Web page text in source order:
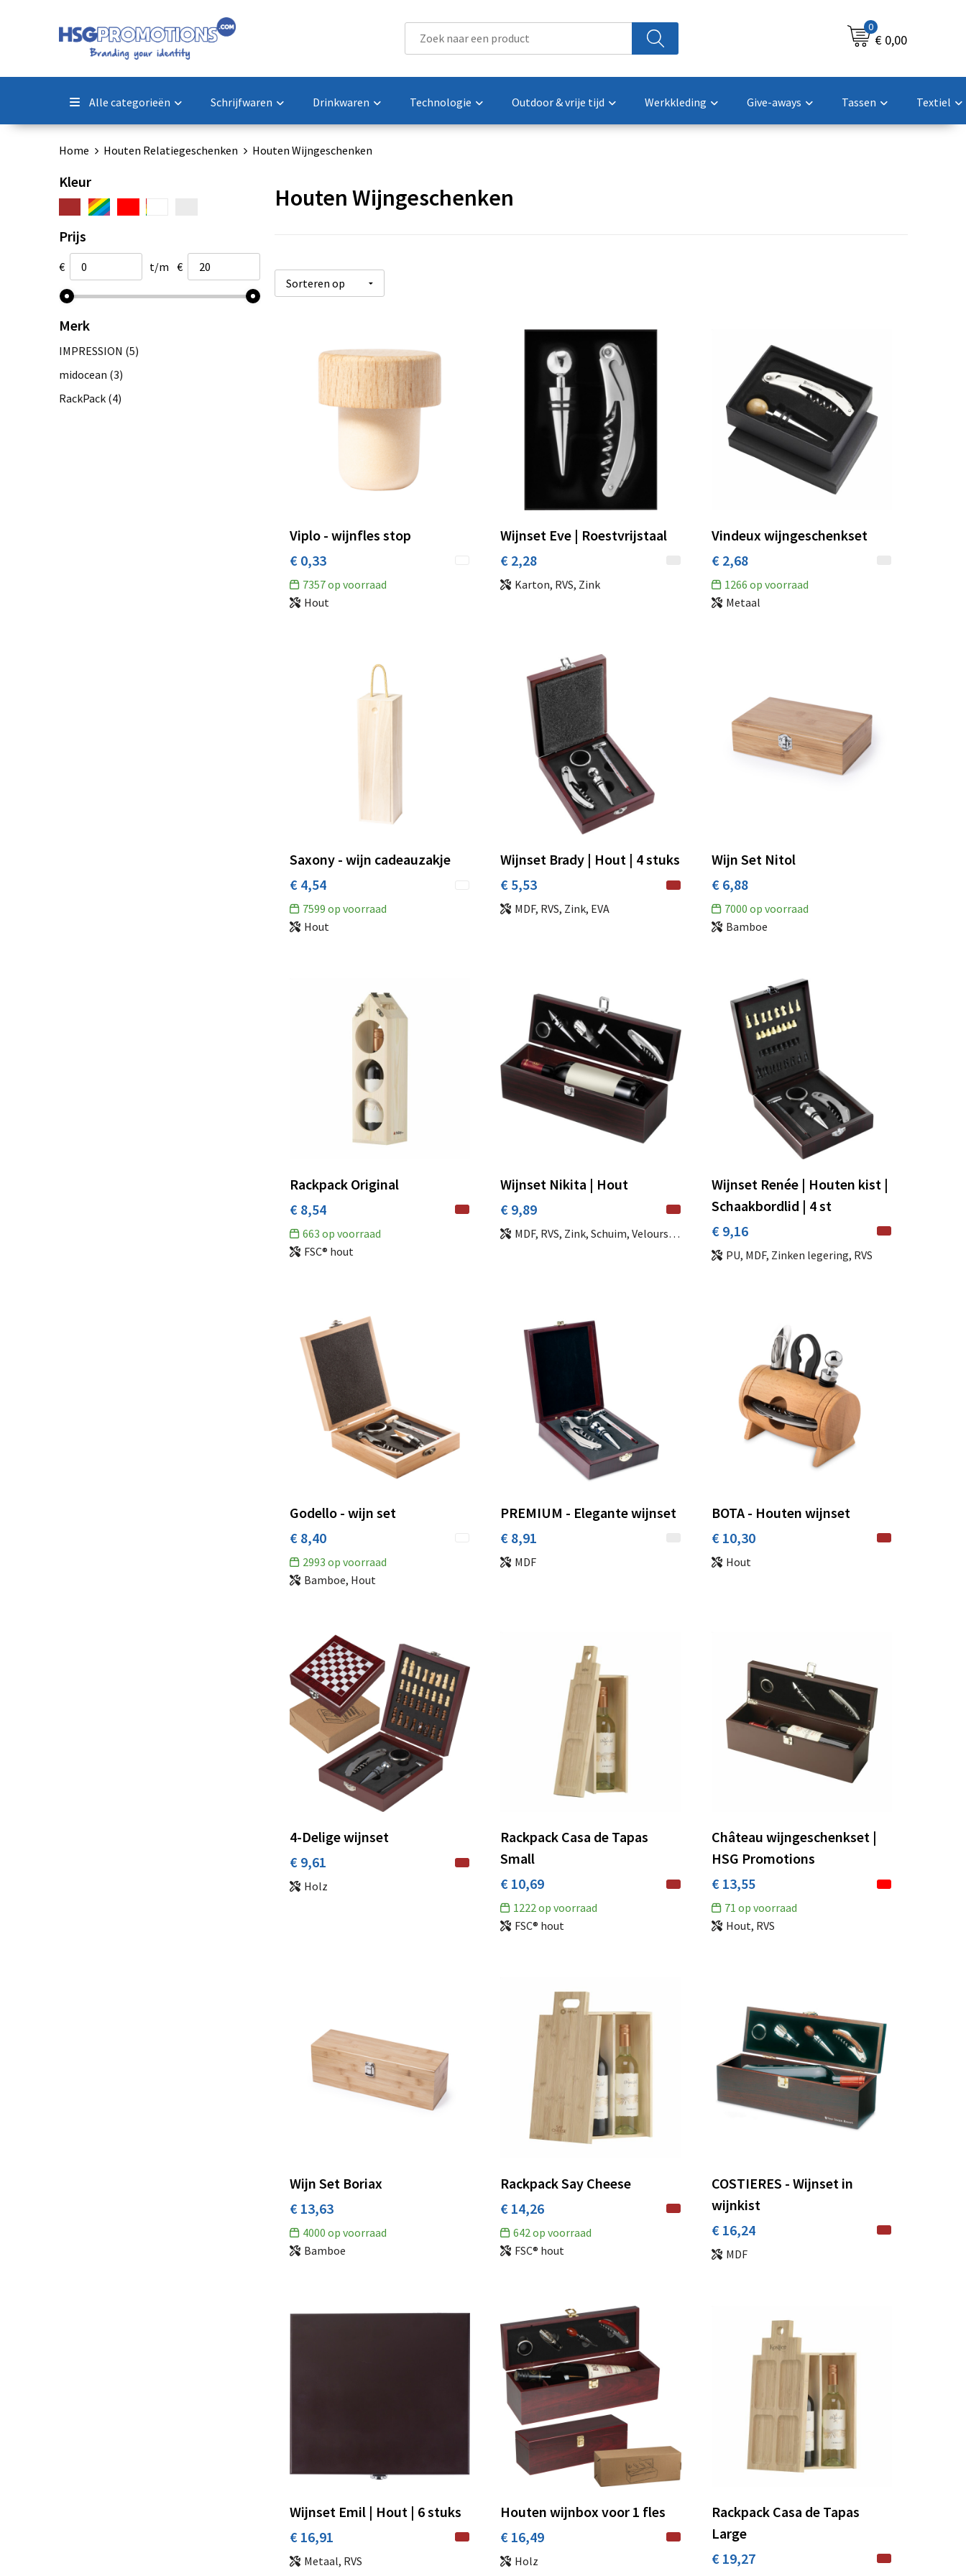
0
€ 0,00
Alle categorieën Schrijfwaren Drinkwaren Technologie Outdoor & vrije tijd Werkkleding Give-aways Tassen Textiel
Home Houten Relatiegeschenken Houten Wijngeschenken
Kleur
Prijs
€ t/m €
Merk
IMPRESSION (5)
midocean (3)
RackPack (4)
Houten Wijngeschenken
Viplo - wijnfles stop
€ 0,33
7357op voorraad
Hout
Wijnset Eve | Roestvrijstaal
€ 2,28
Karton, RVS, Zink
Vindeux wijngeschenkset
€ 2,68
1266 op voorraad
Metaal
Saxony - wijn cadeauzakje
€ 4,54
7599 op voorraad
Hout
Wijnset Brady | Hout | 4 stuks
€ 5,53
MDF, RVS, Zink, EVA
Wijn Set Nitol
€ 6,88
7000 op voorraad
Bamboe
Rackpack Original
€ 8,54
663 op voorraad
FSC® hout
Wijnset Nikita | Hout
€ 9,89
MDF, RVS, Zink, Schuim, Velours, EVA
Wijnset Renée | Houten kist |
Schaakbordlid | 4 st
€ 9,16
PU, MDF, Zinken legering, RVS
Godello - wijn set
€ 8,40
2993 op voorraad
Bamboe, Hout
PREMIUM - Elegante wijnset
€ 8,91
MDF
BOTA - Houten wijnset
€ 10,30
Hout
4-Delige wijnset
€ 9,61
Holz
Rackpack Casa de Tapas
Small
€ 10,69
1222op voorraad
FSC® hout
Château wijngeschenkset |
HSG Promotions
€ 13,55
71 op voorraad
Hout, RVS
Wijn Set Boriax
€ 13,63
4000 op voorraad
Bamboe
Rackpack Say Cheese
€ 14,26
642 op voorraad
FSC® hout
COSTIERES - Wijnset in
wijnkist
€ 16,24
MDF
Wijnset Emil | Hout | 6 stuks
€ 16,91
Metaal, RVS
Houten wijnbox voor 1 fles
€ 16,49
Holz
Rackpack Casa de Tapas
Large
€ 19,27